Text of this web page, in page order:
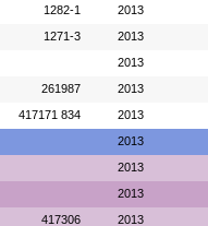
1282-1 2013
1271-3 2013
2013
261987 2013
417171 834 2013
2013
2013
2013
417306 2013